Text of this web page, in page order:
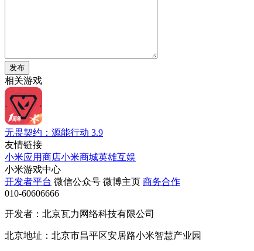
发布
相关游戏
无畏契约：源能行动 3.9
友情链接
小米应用商店小米商城英雄互娱
小米游戏中心
开发者平台 微信公众号 微博主页 商务合作
010-60606666
开发者：北京瓦力网络科技有限公司
北京地址：北京市昌平区安居路小米智慧产业园